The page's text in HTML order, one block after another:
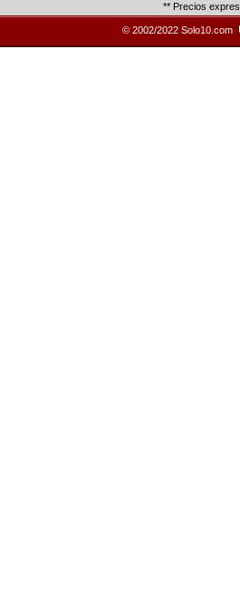
** Precios
© 2002/2022 Solo10.com